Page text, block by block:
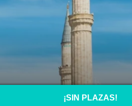
¡SIN PLAZAS!
¡SIN PLAZAS!